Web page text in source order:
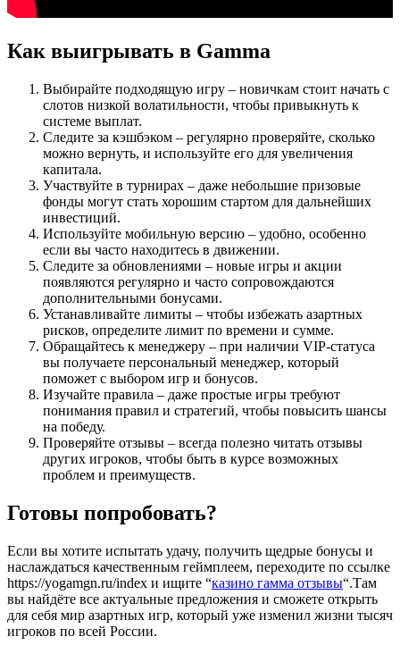
Как выигрывать в Gamma
Выбирайте подходящую игру – новичкам стоит начать с
слотов низкой волатильности, чтобы привыкнуть к
системе выплат.
Следите за кэшбэком – регулярно проверяйте, сколько
можно вернуть, и используйте его для увеличения
капитала.
Участвуйте в турнирах – даже небольшие призовые
фонды могут стать хорошим стартом для дальнейших
инвестиций.
Используйте мобильную версию – удобно, особенно
если вы часто находитесь в движении.
Следите за обновлениями – новые игры и акции
появляются регулярно и часто сопровождаются
дополнительными бонусами.
Устанавливайте лимиты – чтобы избежать азартных
рисков, определите лимит по времени и сумме.
Обращайтесь к менеджеру – при наличии VIP‑статуса
вы получаете персональный менеджер, который
поможет с выбором игр и бонусов.
Изучайте правила – даже простые игры требуют
понимания правил и стратегий, чтобы повысить шансы
на победу.
Проверяйте отзывы – всегда полезно читать отзывы
других игроков, чтобы быть в курсе возможных
проблем и преимуществ.
Готовы попробовать?
Если вы хотите испытать удачу, получить щедрые бонусы и
наслаждаться качественным геймплеем, переходите по ссылке
https://yogamgn.ru/index и ищите “казино гамма отзывы“.Там
вы найдёте все актуальные предложения и сможете открыть
для себя мир азартных игр, который уже изменил жизни тысяч
игроков по всей России.